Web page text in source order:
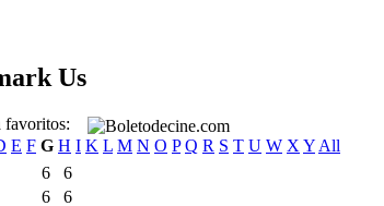
Us
favoritos:
E F G H I K L M N O P Q R S T U W X Y All
6
6
6
6